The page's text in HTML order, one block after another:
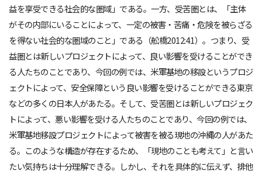
益を享受できる社会的な圏域」である。一方、受苦圏とは、「主体
がその内部にいることによって、一定の被害・苦痛・危険を被らざる
を得ない社会的な圏域のこと」である（舩橋2012:41）。つまり、受
益圏とは新しいプロジェクトによって、良い影響を受けることができ
る人たちのことであり、今回の例では、米軍基地の移設というプロジ
ェクトによって、安全保障という良い影響を受けることができる東京
などの多くの日本人があたる。そして、受苦圏とは新しいプロジェク
トによって、悪い影響を受ける人たちのことであり、今回の例では、
米軍基地移設プロジェクトによって被害を被る現地の沖縄の人があた
る。このような構造が存在するため、「現地のことも考えて」と言い
たい気持ちは十分理解できる。しかし、それを具体的に伝えず、排他